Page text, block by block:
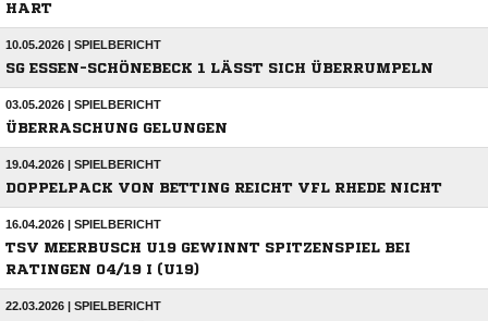
HART
10.05.2026 | SPIELBERICHT
SG ESSEN-SCHÖNEBECK 1 LÄSST SICH ÜBERRUMPELN
03.05.2026 | SPIELBERICHT
ÜBERRASCHUNG GELUNGEN
19.04.2026 | SPIELBERICHT
DOPPELPACK VON BETTING REICHT VFL RHEDE NICHT
16.04.2026 | SPIELBERICHT
TSV MEERBUSCH U19 GEWINNT SPITZENSPIEL BEI
RATINGEN 04/19 I (U19)
22.03.2026 | SPIELBERICHT